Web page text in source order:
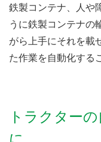
鉄製コンテナ、人や
うに鉄製コンテナの
がら上手にそれを載
た作業を自動化する
トラクター
に